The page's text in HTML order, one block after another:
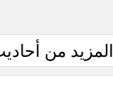
المزيد من